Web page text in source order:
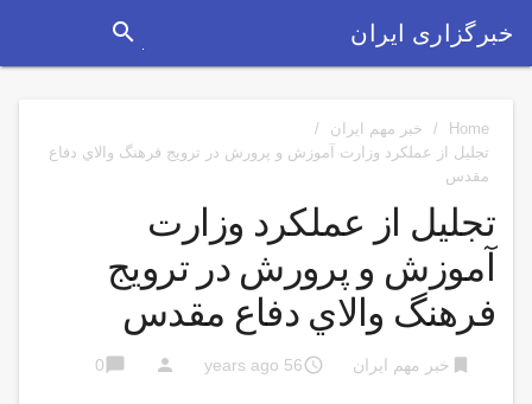
خبرگزاری ایران search
Home
/ خبر مهم ایران
/
تجليل از عملكرد وزارت آموزش و پرورش در ترويج فرهنگ والاي دفاع
مقدس
تجليل از عملكرد وزارت
آموزش و پرورش در ترويج
فرهنگ والاي دفاع مقدس
bookmark خبر مهم ایران access_time
56 years ago
person
chat_bubble
0